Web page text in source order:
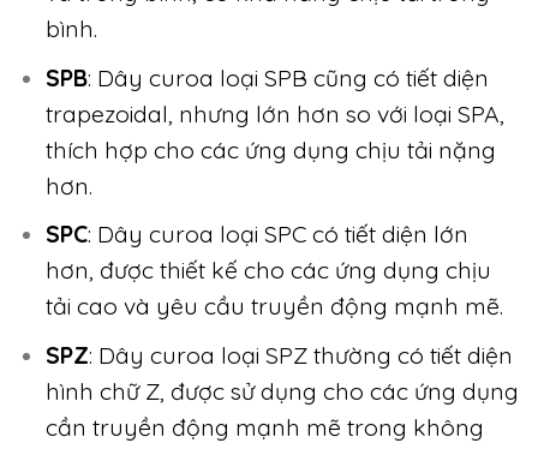
bình.
SPB: Dây curoa loại SPB cũng có tiết diện
trapezoidal, nhưng lớn hơn so với loại SPA,
thích hợp cho các ứng dụng chịu tải nặng
hơn.
SPC: Dây curoa loại SPC có tiết diện lớn
hơn, được thiết kế cho các ứng dụng chịu
tải cao và yêu cầu truyền động mạnh mẽ.
SPZ: Dây curoa loại SPZ thường có tiết diện
hình chữ Z, được sử dụng cho các ứng dụng
cần truyền động mạnh mẽ trong không